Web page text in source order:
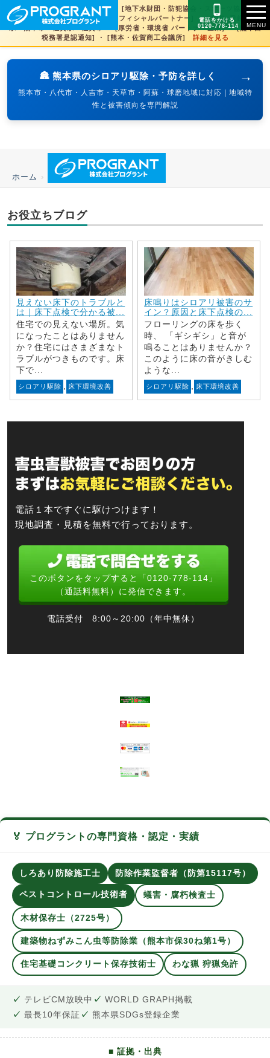
[文化財虫菌害研究所 賛助会員] ・ [地下水財団・防犯協会・スポーツ協会×3県
賛助] ・ [火の国サラマンダーズオフィシャルパートナー] ・ [SDGs登録] 熊本
県・熊本市・佐賀県・佐賀市 ・ [厚労省・環境省 パートナー企業] ・ [熊本西
税務署是認通知] ・ [熊本・佐賀商工会議所] 詳細を見る
→
🏯 熊本県のシロアリ駆除・予防を詳しく
熊本市・八代市・人吉市・天草市・阿蘇・球磨地域に対応 | 地域特
性と被害傾向を専門解説
電話をかける
0120-778-114
ホーム ›
お役立ちブログ
見えない床下のトラブルと
は｜床下点検で分かる被...
住宅での見えない場所。気
になったことはありません
か？住宅にはさまざまなト
ラブルがつきものです。床
下で...
シロアリ駆除 , 床下環境改善
床鳴りはシロアリ被害のサ
イン？原因と床下点検の...
フローリングの床を歩く
時、 「ギシギシ」と音が
鳴ることはありませんか？
このように床の音がきしむ
ような...
シロアリ駆除 , 床下環境改善
電話１本ですぐに駆けつけます！
現地調査・見積を無料で行っております。
このボタンをタップすると「0120-778-114」
（通話料無料）に発信できます。
電話受付 8:00～20:00（年中無休）
🏅 プログラントの専門資格・認定・実績
しろあり防除施工士 防除作業監督者（防第15117号）
ペストコントロール技術者 蟻害・腐朽検査士
木材保存士（2725号）
建築物ねずみこん虫等防除業（熊本市保30ね第1号）
住宅基礎コンクリート保存技術士 わな猟 狩猟免許
テレビCM放映中
WORLD GRAPH掲載
最長10年保証
熊本県SDGs登録企業
■ 証拠・出典